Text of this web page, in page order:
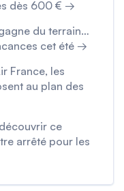
dès 600 € →
du terrain…
cet été →
France, les
au plan des
ce
arrêté pour les